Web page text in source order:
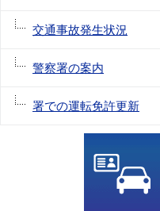
交通事故発生状況
警察署の案内
署での運転免許更新